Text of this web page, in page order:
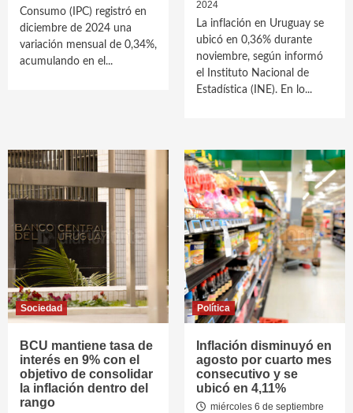
Consumo (IPC) registró en
diciembre de 2024 una
variación mensual de 0,34%,
acumulando en el...
2024
La inflación en Uruguay se
ubicó en 0,36% durante
noviembre, según informó
el Instituto Nacional de
Estadística (INE). En lo...
Sociedad
BCU mantiene tasa de
interés en 9% con el
objetivo de consolidar
la inflación dentro del
rango
Política
Inflación disminuyó en
agosto por cuarto mes
consecutivo y se
ubicó en 4,11%
miércoles 6 de septiembre